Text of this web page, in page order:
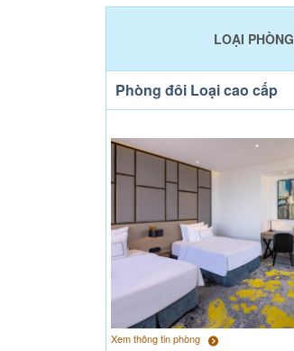
LOẠI PHÒNG
Phòng đôi Loại cao cấp
Xem thông tin phòng